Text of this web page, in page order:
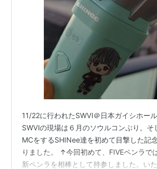
11/22に行われたSWⅥ＠日本ガイシホール
SWⅥの現場は６月のソウルコンぶり。そ
MCをするSHINee達を初めて目撃した記
りました。 ↑今回初めて、FIVEペンラで
新ペンラを相棒として持参しました。い